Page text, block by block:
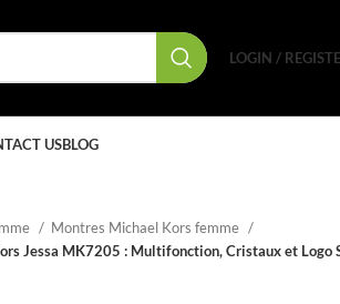
LOGIN /
USBLOG
Montres Michael Kors femme
Jessa MK7205 : Multifonction, Cristaux et Logo